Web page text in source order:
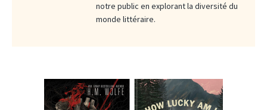
notre public en explorant la diversité du
monde littéraire.